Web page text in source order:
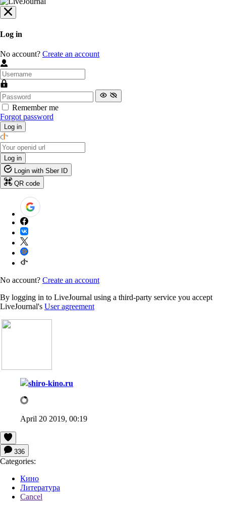
Log in
No account? Create an account
Remember me
Forgot password
Log in
Log in
Login with Sber ID
QR code
No account? Create an account
By logging in to LiveJournal using a third-party service you accept
LiveJournal's User agreement
shiro-kino.ru
April 20 2019, 00:19
336
Categories:
Кино
Литература
Cancel